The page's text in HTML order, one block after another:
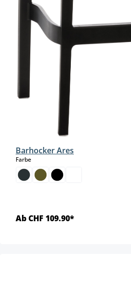
Barhocker Ares
Farbeauswählen
Ab CHF 109.90*